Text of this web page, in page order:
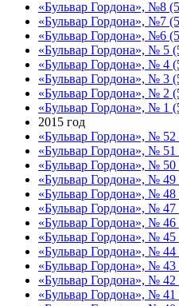
«Бульвар Гордона», №8
«Бульвар Гордона», №7
«Бульвар Гордона», №6
«Бульвар Гордона», № 5
«Бульвар Гордона», № 4
«Бульвар Гордона», № 3
«Бульвар Гордона», № 2
«Бульвар Гордона», № 1
2015 год
«Бульвар Гордона», № 52
«Бульвар Гордона», № 51
«Бульвар Гордона», № 50
«Бульвар Гордона», № 49
«Бульвар Гордона», № 48
«Бульвар Гордона», № 47
«Бульвар Гордона», № 46
«Бульвар Гордона», № 45
«Бульвар Гордона», № 44
«Бульвар Гордона», № 43
«Бульвар Гордона», № 42
«Бульвар Гордона», № 41